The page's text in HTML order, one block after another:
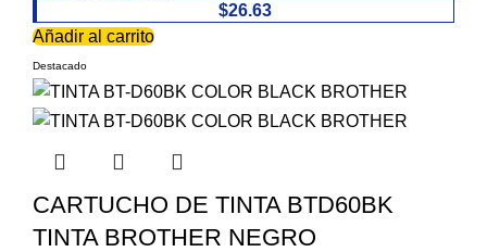
$26.63
Añadir al carrito
Destacado
CARTUCHO DE TINTA BTD60BK
TINTA BROTHER NEGRO